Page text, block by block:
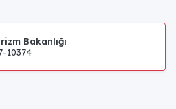
Bakanlığı
10374